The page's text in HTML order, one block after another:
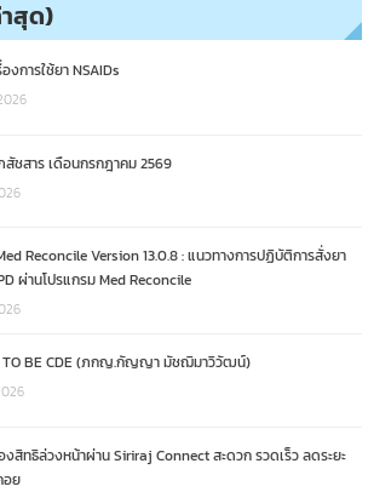
สุด)
งการใช้ยา NSAIDs
สัชสาร เดือนกรกฎาคม 2569
Reconcile Version 13.0.8 : แนวทางการปฏิบัติการสั่งยา
ผ่านโปรแกรม Med Reconcile
TO BE CDE (ภกญ.กัญญา มัชฌิมาวิวัฒน์)
งสิทธิล่วงหน้าผ่าน Siriraj Connect สะดวก รวดเร็ว ลดระยะ
อย